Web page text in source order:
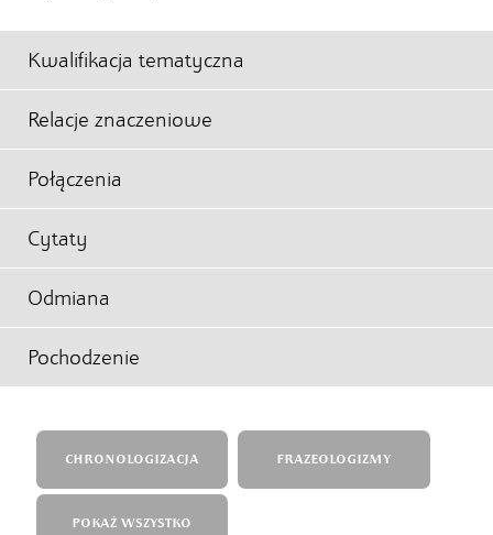
Kwalifikacja tematyczna
Relacje znaczeniowe
Połączenia
Cytaty
Odmiana
Pochodzenie
CHRONOLOGIZACJA FRAZEOLOGIZMY
POKAŻ WSZYSTKO